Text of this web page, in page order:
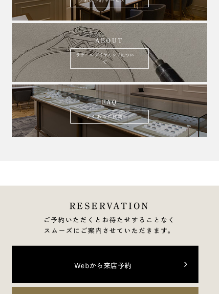
ABOUT
ラザール ダイヤモンドについ
て
FAQ
よくあるご質問
RESERVATION
ご予約いただくとお待たせすることなく
スムーズにご案内させていただきます。
Webから来店予約